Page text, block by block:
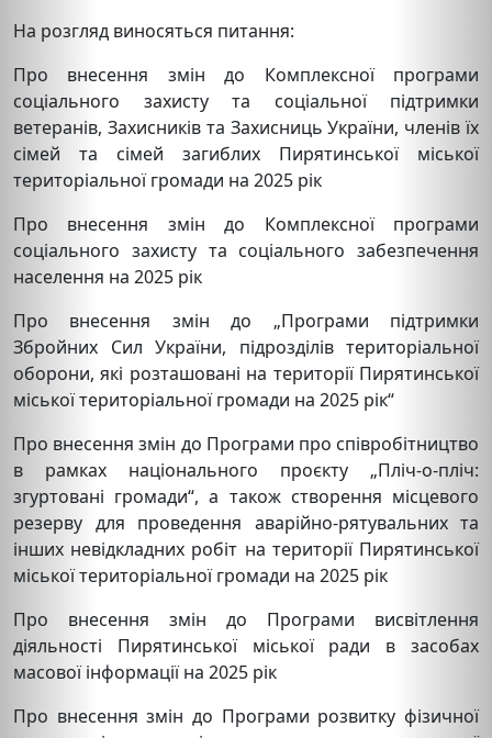
На розгляд виносяться питання:
Про внесення змін до Комплексної програми
соціального захисту та соціальної підтримки
ветеранів, Захисників та Захисниць України, членів їх
сімей та сімей загиблих Пирятинської міської
територіальної громади на 2025 рік
Про внесення змін до Комплексної програми
соціального захисту та соціального забезпечення
населення на 2025 рік
Про внесення змін до „Програми підтримки
Збройних Сил України, підрозділів територіальної
оборони, які розташовані на території Пирятинської
міської територіальної громади на 2025 рік“
Про внесення змін до Програми про співробітництво
в рамках національного проєкту „Пліч-о-пліч:
згуртовані громади“, а також створення місцевого
резерву для проведення аварійно-рятувальних та
інших невідкладних робіт на території Пирятинської
міської територіальної громади на 2025 рік
Про внесення змін до Програми висвітлення
діяльності Пирятинської міської ради в засобах
масової інформації на 2025 рік
Про внесення змін до Програми розвитку фізичної